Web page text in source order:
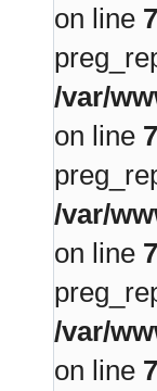
on line
/var/
on line
/var/
on line
/var/
on line